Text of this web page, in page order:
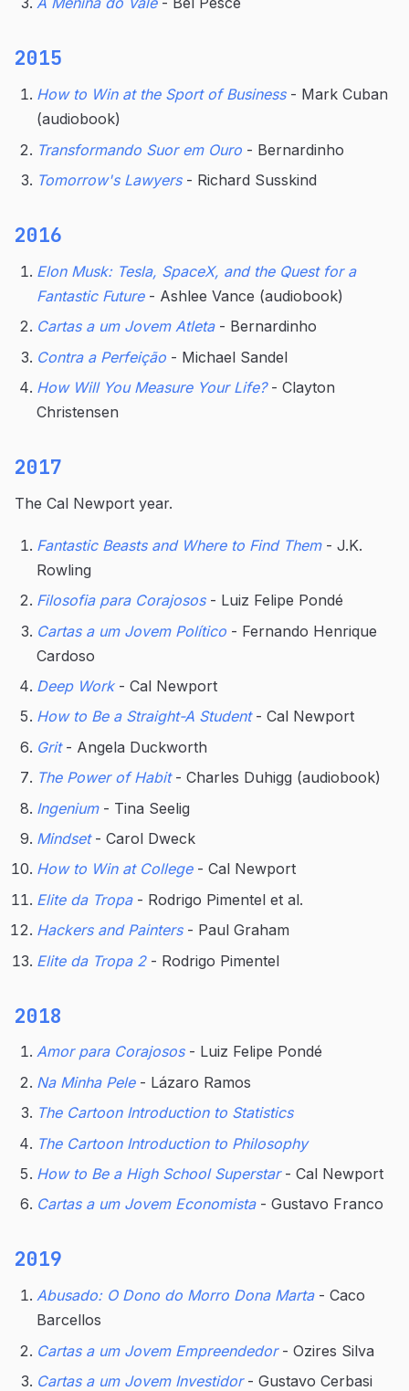
2015
How to Win at the Sport of Business- Mark Cuban
(audiobook)
Transformando Suor em Ouro - Bernardinho
Tomorrow's Lawyers- Richard Susskind
2016
Elon Musk: Tesla, SpaceX, and the Quest for a
Fantastic Future- Ashlee Vance (audiobook)
Cartas a um Jovem Atleta- Bernardinho
Contra a Perfeição - Michael Sandel
How Will You Measure Your Life?- Clayton
Christensen
2017
The Cal Newport year.
Fantastic Beasts and Where to Find Them- J.K.
Rowling
Filosofia para Corajosos- Luiz Felipe Pondé
Cartas a um Jovem Político - Fernando Henrique
Cardoso
Deep Work- Cal Newport
How to Be a Straight-A Student- Cal Newport
Grit- Angela Duckworth
The Power of Habit- Charles Duhigg (audiobook)
Ingenium- Tina Seelig
Mindset- Carol Dweck
How to Win at College- Cal Newport
Elite da Tropa- Rodrigo Pimentel et al.
Hackers and Painters- Paul Graham
Elite da Tropa 2- Rodrigo Pimentel
2018
Amor para Corajosos- Luiz Felipe Pondé
Na Minha Pele- Lázaro Ramos
The Cartoon Introduction to Statistics
The Cartoon Introduction to Philosophy
How to Be a High School Superstar- Cal Newport
Cartas a um Jovem Economista- Gustavo Franco
2019
Abusado: O Dono do Morro Dona Marta- Caco
Barcellos
Cartas a um Jovem Empreendedor- Ozires Silva
Cartas a um Jovem Investidor- Gustavo Cerbasi